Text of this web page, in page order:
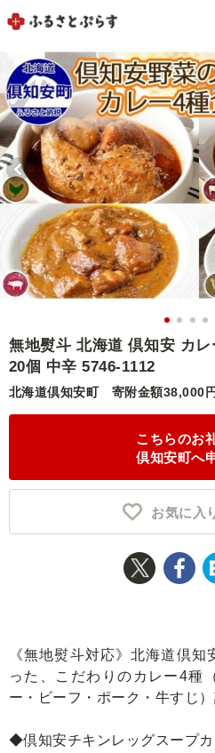
マイメニュー
マイページ
お気に入り
メニュー
お礼の品から探す
お礼の品をカテゴリや金額で絞
自治体から探す
ランキング
特集・おすすめ
無地熨斗 北海道 倶知安 カ
20個 中辛 5746-1112
北海道倶知安町 寄附金額38,000円
こちらのお
倶知安町へ
お気に入
《無地熨斗対応》北海道倶知
った、こだわりのカレー4種
ー・ビーフ・ポーク・牛すじ
◆倶知安チキンレッグスープ